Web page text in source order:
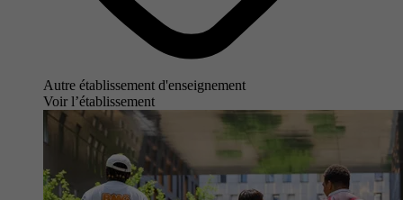
Autre établissement d'enseignement
Voir l’établissement